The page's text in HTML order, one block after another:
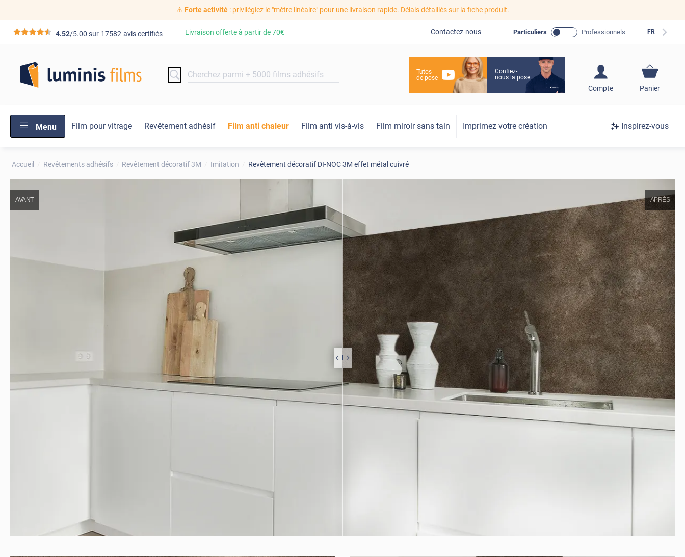
⚠️ Forte activité: privilégiez le "mètre linéaire" pour une livraison rapide. Délais détaillés sur la fiche produit.
*****4.52/5.00 sur 17582 avis certifiés Livraison offerte à partir de70€ Contactez-nous Particuliers Professionnels FR
Tutos
de pose
Confiez-
nous la pose
Compte
S'inscrire / Se
Panier
Menu Film pour vitrage Revêtement adhésif Film anti chaleur Film anti vis-à-vis Film miroir sans tain Imprimez votre création Inspirez-vous
Accueil Revêtements adhésifs Revêtement décoratif 3M Imitation Revêtement décoratif DI-NOC 3M effet métal cuivré
AVANT APRÈS